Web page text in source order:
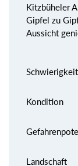
Kitzbüheler
Gipfel zu
Aussicht
Schwierigkeit
Kondition
Landschaft